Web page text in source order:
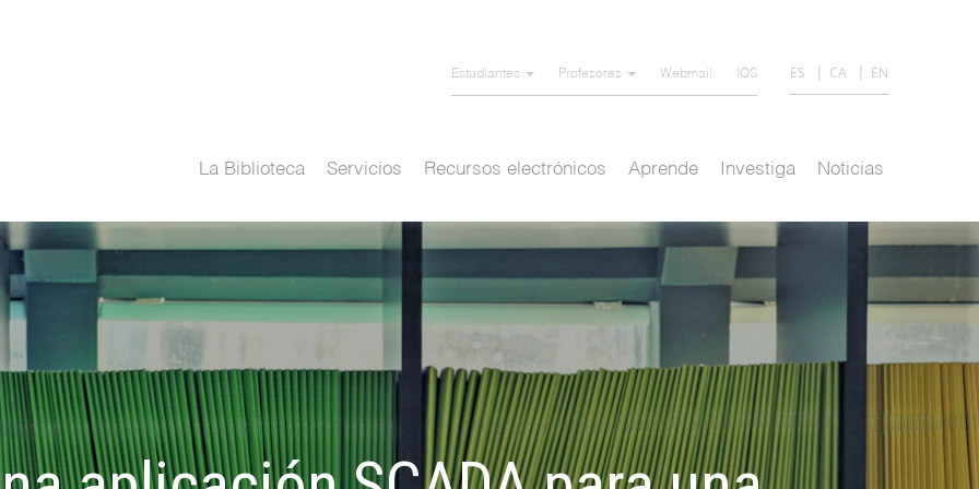
Estudiantes Profesores Webmail IQS ES CA EN
La Biblioteca Servicios Recursos electrónicos Aprende Investiga Noticias